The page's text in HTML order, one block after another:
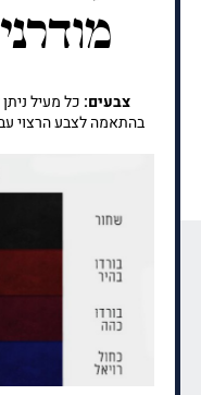
צבעים: כל מעיל
בהתאמה לצבע הרצוי